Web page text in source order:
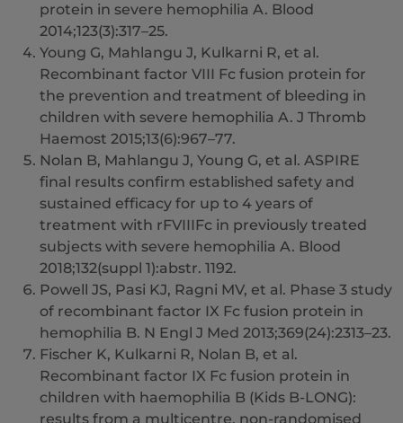
protein in severe hemophilia A. Blood
2014;123(3):317–25.
Young G, Mahlangu J, Kulkarni R, et al.
Recombinant factor VIII Fc fusion protein for
the prevention and treatment of bleeding in
children with severe hemophilia A. J Thromb
Haemost 2015;13(6):967–77.
Nolan B, Mahlangu J, Young G, et al. ASPIRE
final results confirm established safety and
sustained efficacy for up to 4 years of
treatment with rFVIIIFc in previously treated
subjects with severe hemophilia A. Blood
2018;132(suppl 1):abstr. 1192.
Powell JS, Pasi KJ, Ragni MV, et al. Phase 3 study
of recombinant factor IX Fc fusion protein in
hemophilia B. N Engl J Med 2013;369(24):2313–23.
Fischer K, Kulkarni R, Nolan B, et al.
Recombinant factor IX Fc fusion protein in
children with haemophilia B (Kids B-LONG):
results from a multicentre, non-randomised